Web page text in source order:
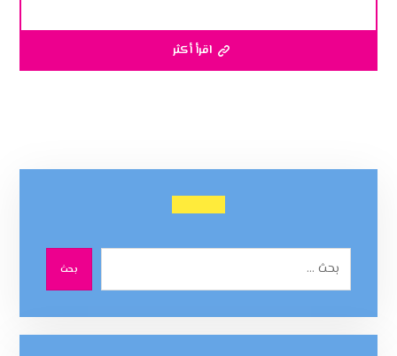
اقرأ أكثر
بحث